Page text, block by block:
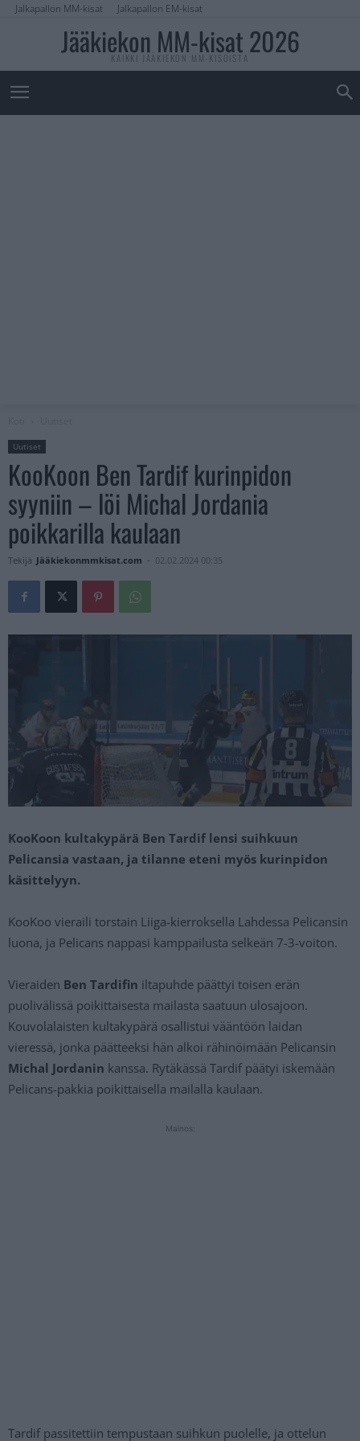
Jalkapallon MM-kisat Jalkapallon EM-kisat
Jääkiekon MM-kisat 2026
KAIKKI JÄÄKIEKON MM-KISOISTA
Uutiset
KooKoon Ben Tardif kurinpidon
syyniin – löi Michal Jordania
poikkarilla kaulaan
Tekijä Jääkiekonmmkisat.com - 02.02.2024 00:35
KooKoon kultakypärä Ben Tardif lensi suihkuun
Pelicansia vastaan, ja tilanne eteni myös kurinpidon
käsittelyyn.
KooKoo vieraili torstain Liiga-kierroksella Lahdessa Pelicansin
luona, ja Pelicans nappasi kamppailusta selkeän 7-3-voiton.
Vieraiden Ben Tardifin iltapuhde päättyi toisen erän
puolivälissä poikittaisesta mailasta saatuun ulosajoon.
Kouvolalaisten kultakypärä osallistui vääntöön laidan
vieressä, jonka päätteeksi hän alkoi rähinöimään Pelicansin
Michal Jordanin kanssa. Rytäkässä Tardif päätyi iskemään
Pelicans-pakkia poikittaisella mailalla kaulaan.
Mainos:
Tardif passitettiin tempustaan suihkun puolelle, ja ottelun